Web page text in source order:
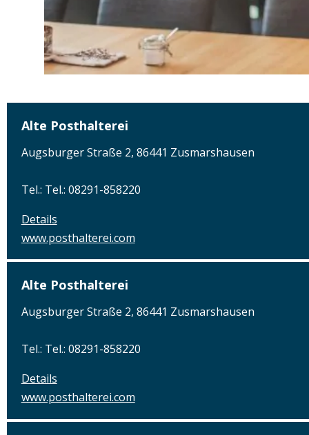
Alte Posthalterei
Augsburger Straße 2, 86441 Zusmarshausen
Tel.: Tel.: 08291-858220
Details
www.posthalterei.com
Alte Posthalterei
Augsburger Straße 2, 86441 Zusmarshausen
Tel.: Tel.: 08291-858220
Details
www.posthalterei.com